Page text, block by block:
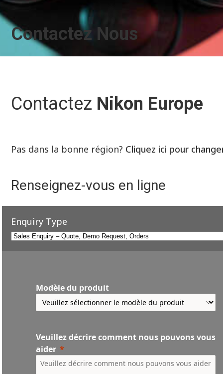
Contactez Nous
Contactez Nikon Europe
Pas dans la bonne région? Cliquez ici pour
Renseignez-vous en ligne
Enquiry Type
Modèle du produit
Veuillez décrire comment nous pouvons vous
aider